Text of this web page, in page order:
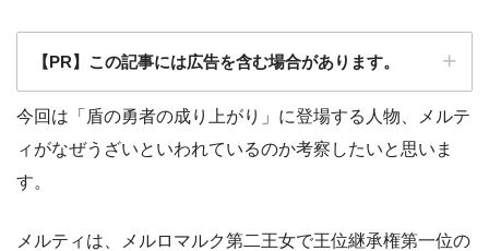
【PR】この記事には広告を含む場合があります。
今回は「盾の勇者の成り上がり」に登場する人物、メルテ
ィがなぜうざいといわれているのか考察したいと思いま
す。
メルティは、メルロマルク第二王女で王位継承権第一位の